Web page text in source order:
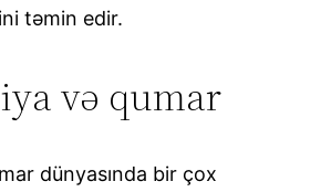
təmin edir.
və qumar
dünyasında bir çox